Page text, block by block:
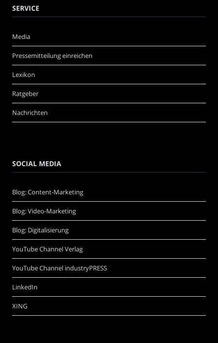
SERVICE
Media
Pressemitteilung einreichen
Lexikon
Ratgeber
Nachrichten
SOCIAL MEDIA
Blog: Content-Marketing
Blog: Video-Marketing
Blog: Digitalisierung
YouTube Channel Verlag
YouTube Channel industryPRESS
LinkedIn
XING